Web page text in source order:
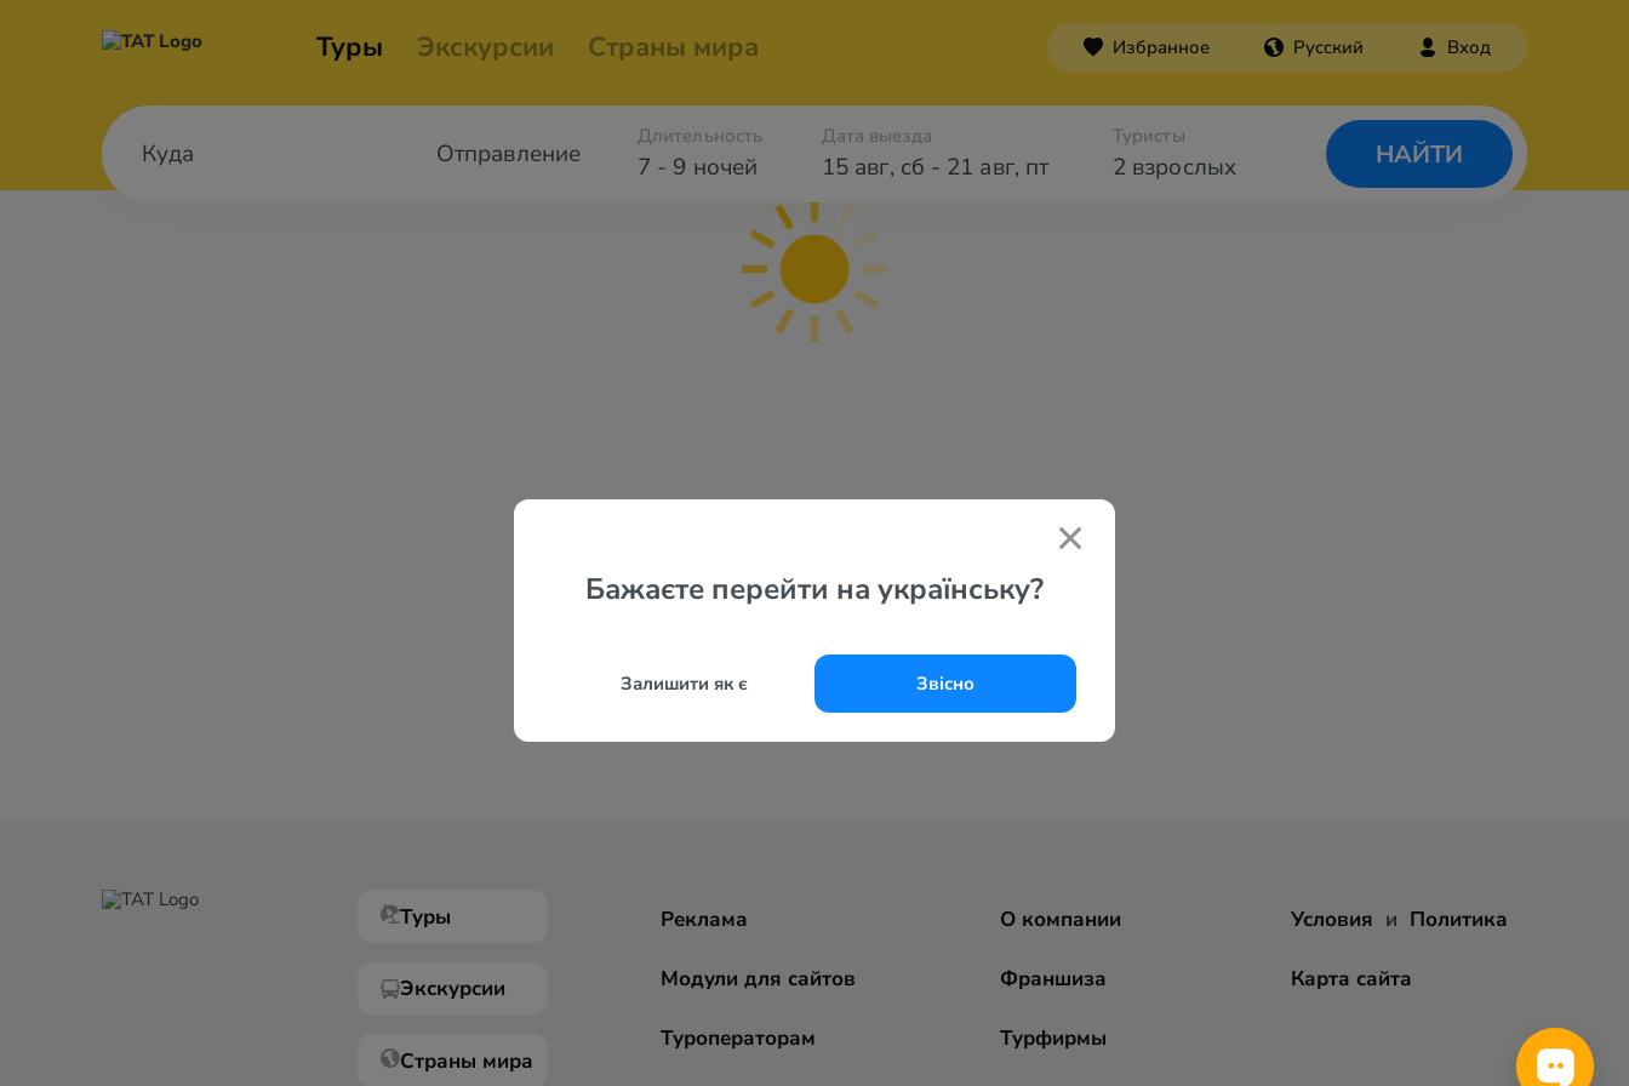
Туры Экскурсии Страны мира Избранное Русский Вход
Отправление 7 - 9 ночей
Длительность Дата выезда
15 авг, сб - 21 авг, пт 2 взрослых
Туристы
НАЙТИ
Бажаєте перейти на українську?
Залишити як є Звісно
Туры
Экскурсии
Страны мира
Реклама
Модули для сайтов
Туроператорам
О компании
Франшиза
Турфирмы
Условия и Политика
Карта сайта